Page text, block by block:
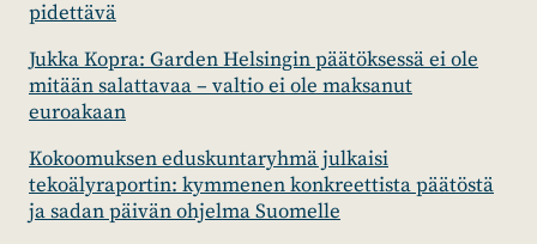
pidettävä
Jukka Kopra: Garden Helsingin päätöksessä ei ole
mitään salattavaa – valtio ei ole maksanut
euroakaan
Kokoomuksen eduskuntaryhmä julkaisi
tekoälyraportin: kymmenen konkreettista päätöstä
ja sadan päivän ohjelma Suomelle